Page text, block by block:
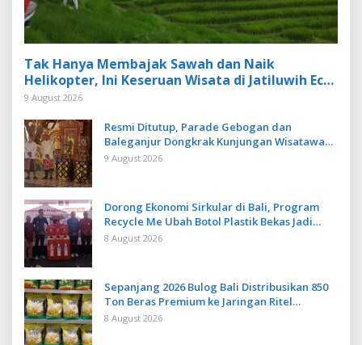
Tak Hanya Membajak Sawah dan Naik
Helikopter, Ini Keseruan Wisata di Jatiluwih Eco
Farm Tabanan
9 August 2026
Resmi Ditutup, Parade Gebogan dan
Baleganjur Dongkrak Kunjungan Wisatawan
Ulun Danu Beratan dan The Blooms
9 August 2026
Dorong Ekonomi Sirkular di Bali, Program
Recycle Me Ubah Botol Plastik Bekas Jadi
Bahan Baku Baru
8 August 2026
Sepanjang 2026 Bulog Bali Distribusikan 850
Ton Beras Premium ke Jaringan Ritel
Moderen
8 August 2026